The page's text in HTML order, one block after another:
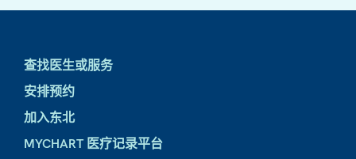
查找医生或服务
安排预约
加入东北
MYCHART 医疗记录平台